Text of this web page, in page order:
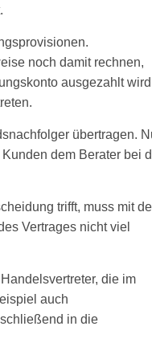
noch damit rechnen,
ausgezahlt
übertragen.
dem Berater bei
trifft, muss mit
Vertrages nicht viel
die im
auch
in die